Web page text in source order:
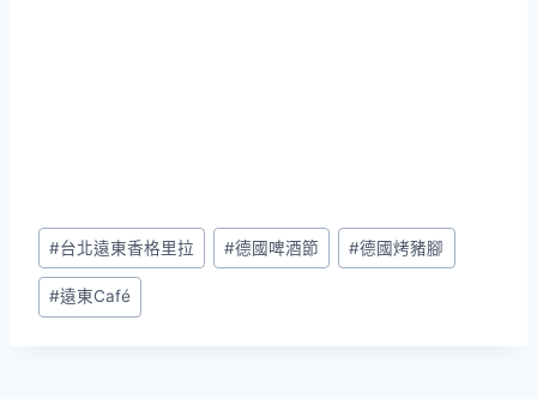
Post
Tags:
#台北遠東香格里拉 #德國啤酒節 #德國烤豬腳
#遠東Café